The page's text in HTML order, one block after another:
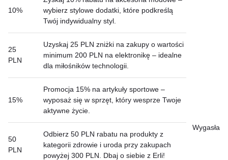
Wygasła
10%
wybierz stylowe dodatki, które podkreślą
Twój indywidualny styl.
25
PLN
Uzyskaj 25 PLN zniżki na zakupy o wartości
minimum 200 PLN na elektronikę – idealne
dla miłośników technologii.
15%
Promocja 15% na artykuły sportowe –
wyposaż się w sprzęt, który wesprze Twoje
aktywne życie.
50
PLN
Odbierz 50 PLN rabatu na produkty z
kategorii zdrowie i uroda przy zakupach
powyżej 300 PLN. Dbaj o siebie z Erli!